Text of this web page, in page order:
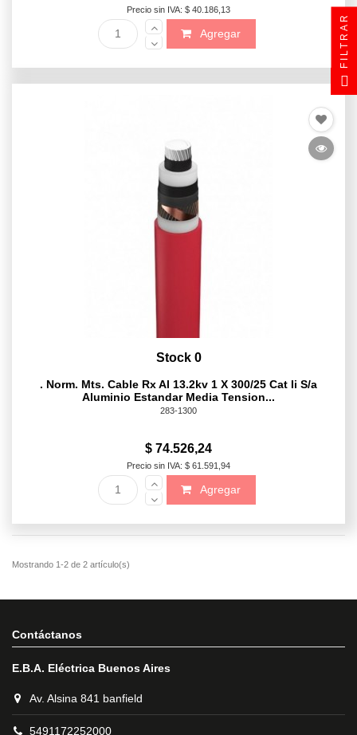
Precio sin IVA: $ 40.186,13
Agregar
Stock 0
. Norm. Mts. Cable Rx Al 13.2kv 1 X 300/25 Cat Ii S/a
Aluminio Estandar Media Tension...
283-1300
$ 74.526,24
Precio sin IVA: $ 61.591,94
Agregar
Contáctanos
E.B.A. Eléctrica Buenos Aires
Av. Alsina 841 banfield
5491172252000
FILTRAR